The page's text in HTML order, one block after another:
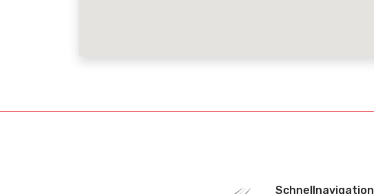
Schnellnavigation